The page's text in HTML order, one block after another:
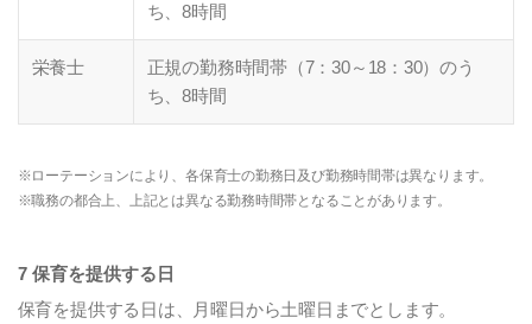
ち、8時間
栄養士
正規の勤務時間帯（7：30～18：30）のう
ち、8時間
※ローテーションにより、各保育士の勤務日及び勤務時間帯は異なります。
※職務の都合上、上記とは異なる勤務時間帯となることがあります。
7 保育を提供する日
保育を提供する日は、月曜日から土曜日までとします。